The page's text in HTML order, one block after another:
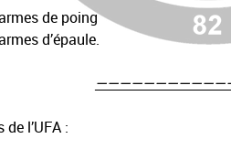
de poing
d’épaule.
l’UFA :